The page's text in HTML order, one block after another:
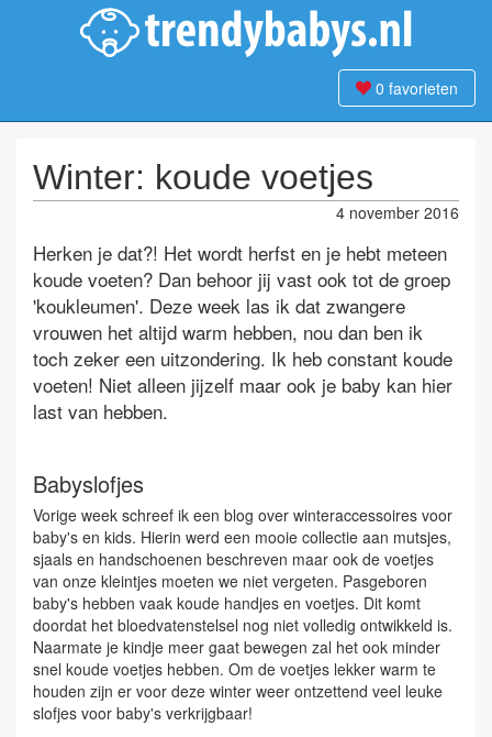
0 favorieten
Winter: koude voetjes
4 november 2016
Herken je dat?! Het wordt herfst en je hebt meteen
koude voeten? Dan behoor jij vast ook tot de groep
'koukleumen'. Deze week las ik dat zwangere
vrouwen het altijd warm hebben, nou dan ben ik
toch zeker een uitzondering. Ik heb constant koude
voeten! Niet alleen jijzelf maar ook je baby kan hier
last van hebben.
Babyslofjes
Vorige week schreef ik een blog over winteraccessoires voor
baby's en kids. Hierin werd een mooie collectie aan mutsjes,
sjaals en handschoenen beschreven maar ook de voetjes
van onze kleintjes moeten we niet vergeten. Pasgeboren
baby's hebben vaak koude handjes en voetjes. Dit komt
doordat het bloedvatenstelsel nog niet volledig ontwikkeld is.
Naarmate je kindje meer gaat bewegen zal het ook minder
snel koude voetjes hebben. Om de voetjes lekker warm te
houden zijn er voor deze winter weer ontzettend veel leuke
slofjes voor baby's verkrijgbaar!